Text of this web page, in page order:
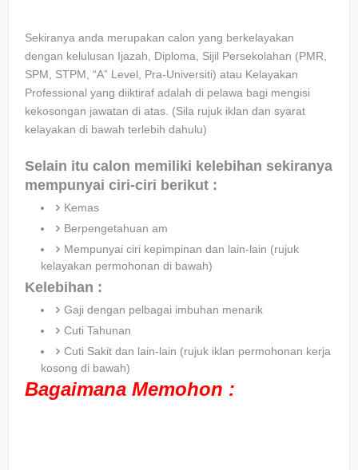
Sekiranya anda merupakan calon yang berkelayakan
dengan kelulusan Ijazah, Diploma, Sijil Persekolahan (PMR,
SPM, STPM, “A” Level, Pra-Universiti) atau Kelayakan
Professional yang diiktiraf adalah di pelawa bagi mengisi
kekosongan jawatan di atas. (Sila rujuk iklan dan syarat
kelayakan di bawah terlebih dahulu)
Selain itu calon memiliki kelebihan sekiranya
mempunyai ciri-ciri berikut :
Kemas
Berpengetahuan am
Mempunyai ciri kepimpinan dan lain-lain (rujuk
kelayakan permohonan di bawah)
Kelebihan :
Gaji dengan pelbagai imbuhan menarik
Cuti Tahunan
Cuti Sakit dan lain-lain (rujuk iklan permohonan kerja
kosong di bawah)
Bagaimana Memohon :